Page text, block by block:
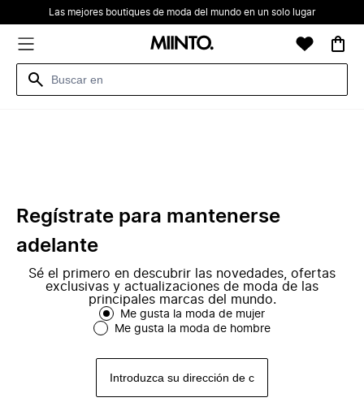
Las mejores boutiques de moda del mundo en un solo lugar
Regístrate para mantenerse
adelante
Sé el primero en descubrir las novedades, ofertas
exclusivas y actualizaciones de moda de las
principales marcas del mundo.
Me gusta la moda de mujer
Me gusta la moda de hombre